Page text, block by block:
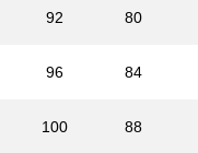
92 80
96 84
100 88